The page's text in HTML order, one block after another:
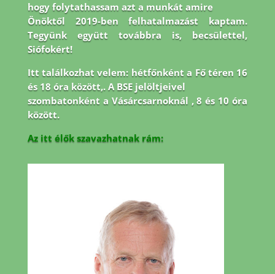
hogy folytathassam azt a munkát amire
Önöktől 2019-ben felhatalmazást kaptam.
Tegyünk együtt továbbra is, becsülettel,
Siófokért!
Itt találkozhat velem: hétfőnként a Fő téren 16
és 18 óra között,. A BSE jelöltjeivel
szombatonként a Vásárcsarnoknál , 8 és 10 óra
között.
Az itt élők szavazhatnak rám: